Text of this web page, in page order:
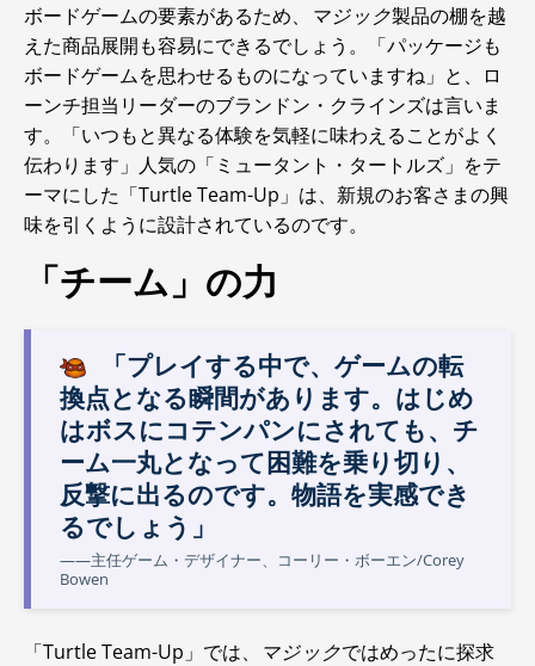
ボードゲームの要素があるため、 マジック製品の棚を越
えた商品展開も容易にできるでしょう。「パッケージも
ボードゲームを思わせるものになっていますね」と、ロ
ーンチ担当リーダーのブランドン・クラインズは言いま
す。「いつもと異なる体験を気軽に味わえることがよく
伝わります」人気の「ミュータント・タートルズ」をテ
ーマにした「Turtle Team-Up」は、新規のお客さまの興
味を引くように設計されているのです。
「チーム」の力
「プレイする中で、ゲームの転
換点となる瞬間があります。はじめ
はボスにコテンパンにされても、チ
ーム一丸となって困難を乗り切り、
反撃に出るのです。物語を実感でき
るでしょう」
――主任ゲーム・デザイナー、コーリー・ボーエン/Corey
Bowen
「Turtle Team-Up」では、 マジックではめったに探求